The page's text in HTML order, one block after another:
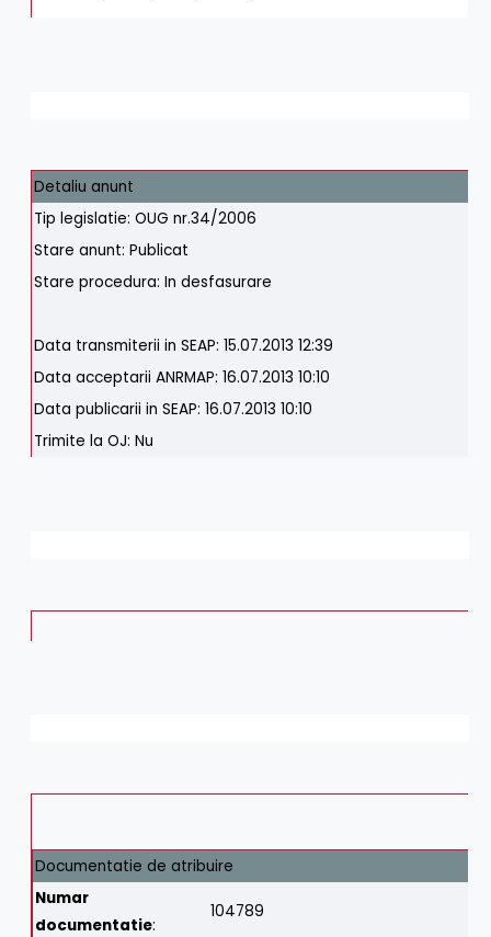
Detaliu anunt
Tip legislatie: OUG nr.34/2006
Stare anunt: Publicat
Stare procedura: In desfasurare
Data transmiterii in SEAP: 15.07.2013 12:39
Data acceptarii ANRMAP: 16.07.2013 10:10
Data publicarii in SEAP: 16.07.2013 10:10
Trimite la OJ: Nu
Documentatie de atribuire
Numar
documentatie:
104789